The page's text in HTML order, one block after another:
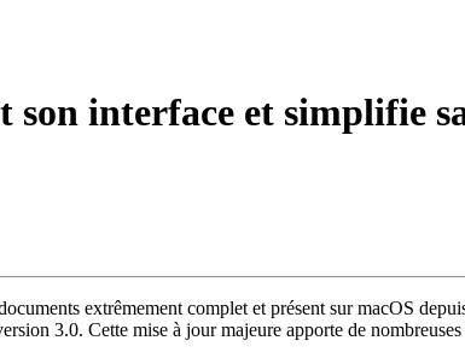
interface et simplifie
extrêmement complet et présent sur macOS
3.0. Cette mise à jour majeure apporte de nombreuses